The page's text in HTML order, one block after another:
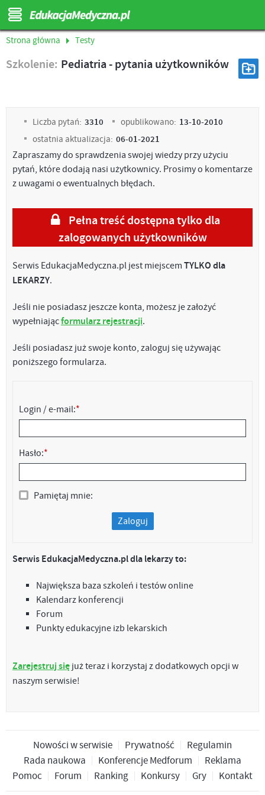
Strona główna Testy
Szkolenie: Pediatria - pytania użytkowników
Liczba pytań: 3310 opublikowano: 13-10-2010
ostatnia aktualizacja: 06-01-2021
Zapraszamy do sprawdzenia swojej wiedzy przy użyciu
pytań, które dodają nasi użytkownicy. Prosimy o komentarze
z uwagami o ewentualnych błędach.
Pełna treść dostępna tylko dla
zalogowanych użytkowników
Serwis EdukacjaMedyczna.pl jest miejscem TYLKO dla
LEKARZY.
Jeśli nie posiadasz jeszcze konta, możesz je założyć
wypełniającformularz rejestracji.
Jeśli posiadasz już swoje konto, zaloguj się używając
poniższego formularza.
Login / e-mail:*
Hasło:*
Pamiętaj mnie:
Zaloguj
Serwis EdukacjaMedyczna.pl dla lekarzy to:
Największa baza szkoleń i testów online
Kalendarz konferencji
Forum
Punkty edukacyjne izb lekarskich
Zarejestruj się już teraz i korzystaj z dodatkowych opcji w
naszym serwisie!
Nowości w serwisie Prywatność
Regulamin
Rada naukowa
Konferencje Medforum
Reklama
Pomoc
Forum Ranking Konkursy Gry Kontakt